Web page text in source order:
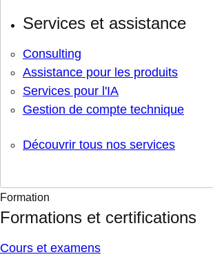
Services et assistance
Consulting
Assistance pour les produits
Services pour l'IA
Gestion de compte technique
Découvrir tous nos services
Formation
Formations et certifications
Cours et examens